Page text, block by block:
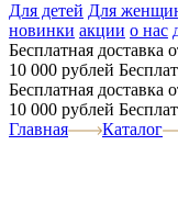
Для детей Для
новинки акции о нас
Бесплатная доставка
10 000 рублей
Бесплатная доставка
10 000 рублей
Главная
Каталог